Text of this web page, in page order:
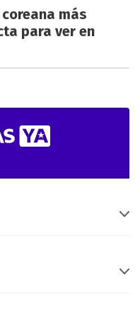
más
para ver en